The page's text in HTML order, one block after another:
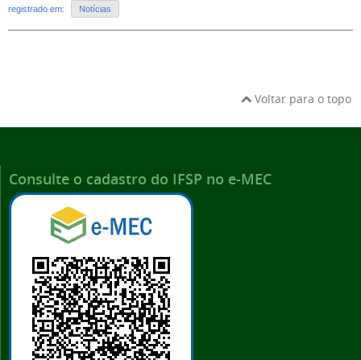
registrado em: Notícias
Voltar para o topo
Consulte o cadastro do IFSP no e-MEC